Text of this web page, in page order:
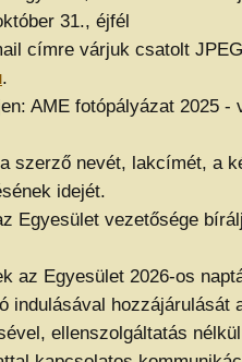
31., éjfél
címre várjuk csatolt
.
AME fotópályázat 2025 -
szerző nevét, lakcímét, a
idejét.
Egyesület vezetősége
az Egyesület 2026-os
indulásával hozzájárulását
ellenszolgáltatás